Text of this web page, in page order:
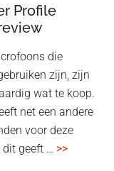
Profile
die
zijn, zijn
wat te koop.
net een andere
voor deze
geeft … >>